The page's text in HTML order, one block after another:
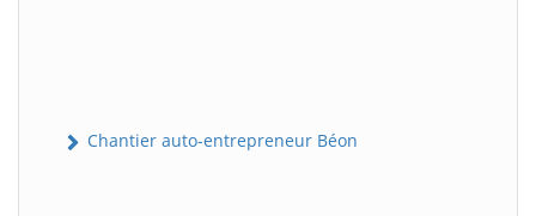
Chantier auto-entrepreneur Béon